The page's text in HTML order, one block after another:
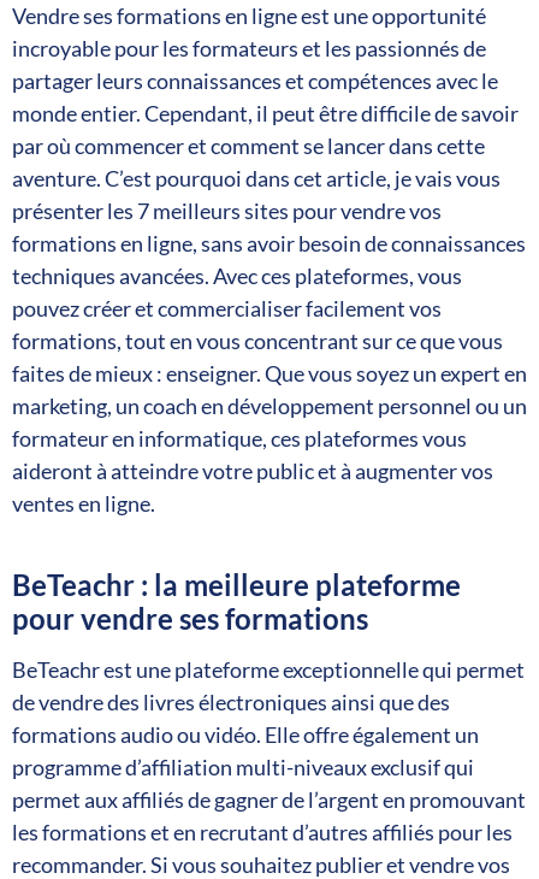
Vendre ses formations en ligne est une opportunité
incroyable pour les formateurs et les passionnés de
partager leurs connaissances et compétences avec le
monde entier. Cependant, il peut être difficile de savoir
par où commencer et comment se lancer dans cette
aventure. C’est pourquoi dans cet article, je vais vous
présenter les 7 meilleurs sites pour vendre vos
formations en ligne, sans avoir besoin de connaissances
techniques avancées. Avec ces plateformes, vous
pouvez créer et commercialiser facilement vos
formations, tout en vous concentrant sur ce que vous
faites de mieux : enseigner. Que vous soyez un expert en
marketing, un coach en développement personnel ou un
formateur en informatique, ces plateformes vous
aideront à atteindre votre public et à augmenter vos
ventes en ligne.
BeTeachr : la meilleure plateforme
pour vendre ses formations
BeTeachr est une plateforme exceptionnelle qui permet
de vendre des livres électroniques ainsi que des
formations audio ou vidéo. Elle offre également un
programme d’affiliation multi-niveaux exclusif qui
permet aux affiliés de gagner de l’argent en promouvant
les formations et en recrutant d’autres affiliés pour les
recommander. Si vous souhaitez publier et vendre vos